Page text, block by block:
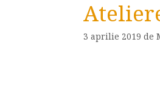
3 aprilie 2019 de